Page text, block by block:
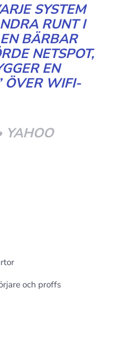
SYSTEM
RUNT I
BÄRBAR
NETSPOT,
EN
ÖVER WIFI-
YAHOO
och proffs